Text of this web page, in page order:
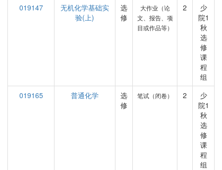
019147
无机化学基础实
验(上)
选
修
大作业（论
文、报告、项
目或作品等）
2
少
院1
秋
选
修
课
程
组
019165
普通化学
选
修
笔试（闭卷） 2
少
院1
秋
选
修
课
程
组